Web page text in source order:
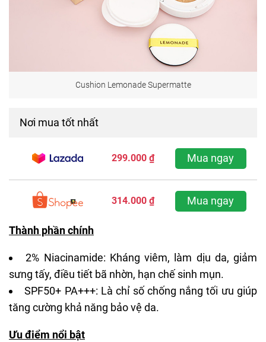
Cushion Lemonade Supermatte
Nơi mua tốt nhất
299.000 ₫ Mua ngay
314.000 ₫ Mua ngay
Thành phần chính
2% Niacinamide: Kháng viêm, làm dịu da, giảm
sưng tấy, điều tiết bã nhờn, hạn chế sinh mụn.
SPF50+ PA+++: Là chỉ số chống nắng tối ưu giúp
tăng cường khả năng bảo vệ da.
Ưu điểm nổi bật